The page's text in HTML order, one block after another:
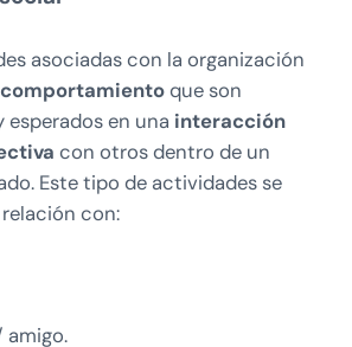
asociadas con la organización
que son
en una interacción
con otros dentro de un
Este tipo de actividades se
con:
amigo.